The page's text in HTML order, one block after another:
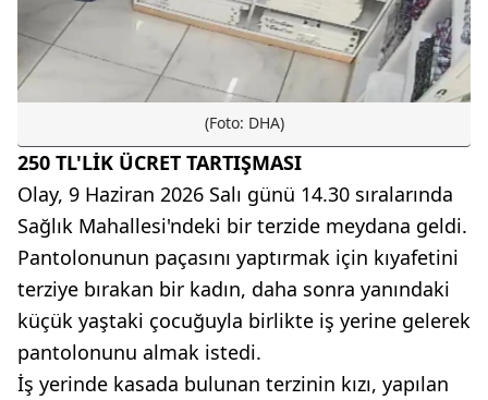
(Foto: DHA)
250 TL'LİK ÜCRET TARTIŞMASI
Olay, 9 Haziran 2026 Salı günü 14.30 sıralarında
Sağlık Mahallesi'ndeki bir terzide meydana geldi.
Pantolonunun paçasını yaptırmak için kıyafetini
terziye bırakan bir kadın, daha sonra yanındaki
küçük yaştaki çocuğuyla birlikte iş yerine gelerek
pantolonunu almak istedi.
İş yerinde kasada bulunan terzinin kızı, yapılan